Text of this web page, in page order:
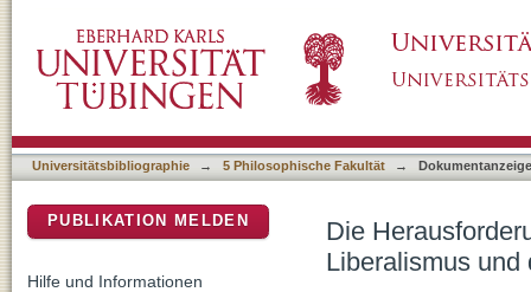
Rechtfertigung
Universitätsbibliographie → 5 Philosophische Fakultät → Dokumentanzeige
Die
Liberalismus und
PUBLIKATION MELDEN
Hilfe und Informationen